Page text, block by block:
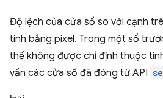
Độ lệch của cửa sổ so với cạnh
tính bằng pixel. Trong một số
thể không được chỉ định thuộc
vấn các cửa sổ đã đóng từ API